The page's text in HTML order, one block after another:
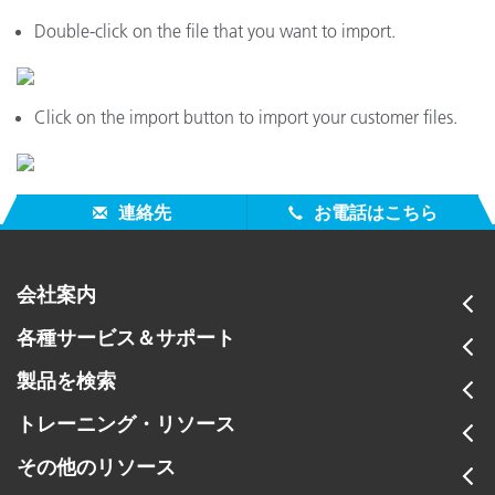
Double-click on the file that you want to import.
Click on the import button to import your customer files.
連絡先 お電話はこちら
会社案内
各種サービス＆サポート
製品を検索
トレーニング・リソース
その他のリソース